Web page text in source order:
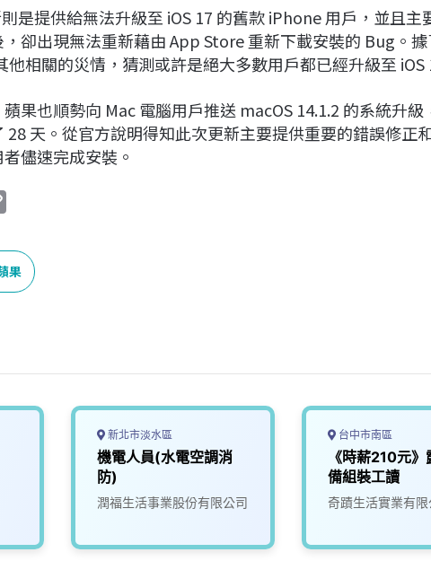
是提供給無法升級至 iOS 17 的舊款 iPhone 用戶，並且主
卻出現無法重新藉由 App Store 重新下載安裝的 Bug。
他相關的災情，猜測或許是絕大多數用戶都已經升級至 iOS
果也順勢向 Mac 電腦用戶推送 macOS 14.1.2 的系統升級
28 天。從官方說明得知此次更新主要提供重要的錯誤修正
儘速完成安裝。
p
y
L
果
新北市淡水區
機電人員(水電空調消
防)
潤福生活事業股份有限公司
台中市南區
《時薪210元》
備組裝工讀
奇蹟生活實業有限